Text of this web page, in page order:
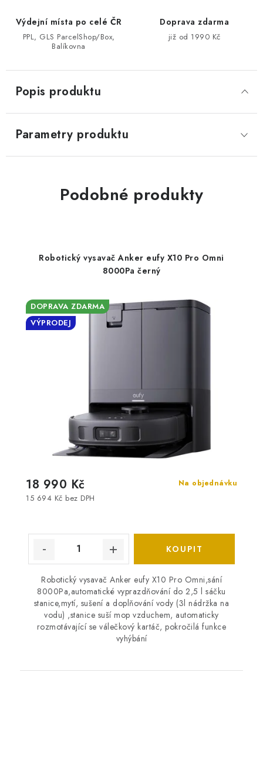
Výdejní místa po celé ČR
PPL, GLS ParcelShop/Box,
Balíkovna
Doprava zdarma
již od 1990 Kč
Popis produktu
Parametry produktu
Podobné produkty
Robotický vysavač Anker eufy X10 Pro Omni
8000Pa černý
DOPRAVA ZDARMA
VÝPRODEJ
Na objednávku
15 694 Kč bez DPH
18 990 Kč
Robotický vysavač Anker eufy X10 Pro Omni,sání
8000Pa,automatické vyprazdňování do 2,5 l sáčku
stanice,mytí, sušení a doplňování vody (3l nádržka na
vodu) ,stanice suší mop vzduchem, automaticky
rozmotávající se válečkový kartáč, pokročilá funkce
vyhýbání